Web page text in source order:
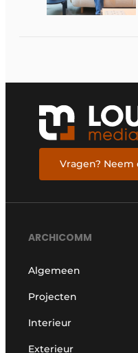
Vragen?
ARCHICOMM
Algemeen
Projecten
Interieur
Exterieur